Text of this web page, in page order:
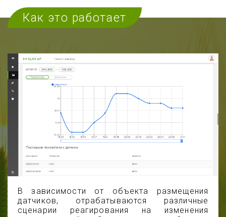
Как это работает
В зависимости от объекта размещения
датчиков, отрабатываются различные
сценарии реагирования на изменения